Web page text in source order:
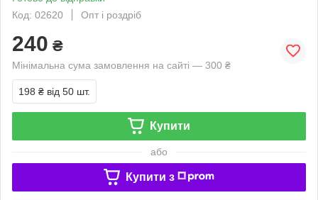
Код: 02620
Опт і роздріб
240 ₴
Мінімальна сума замовлення на сайті — 300 ₴
198 ₴ від 50 шт.
Купити
або
Купити з